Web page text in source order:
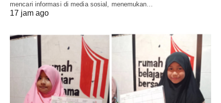
mencari informasi di media sosial, menemukan…
17 jam ago